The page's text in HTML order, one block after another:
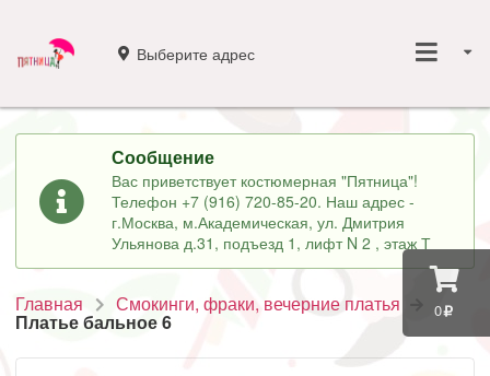
0
Выберите адрес
Сообщение
Вас приветствует костюмерная "Пятница"!
Телефон +7 (916) 720-85-20. Наш адрес -
г.Москва, м.Академическая, ул. Дмитрия
Ульянова д.31, подъезд 1, лифт N 2 , этаж Т
Главная Смокинги, фраки, вечерние платья
Платье бальное 6